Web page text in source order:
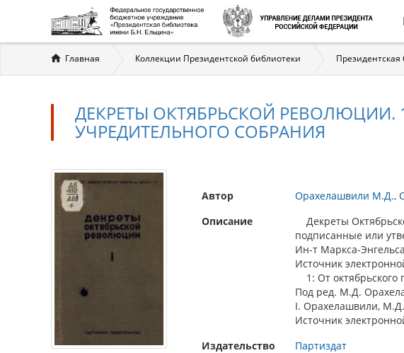
Вы
здесь
Главная Коллекции Президентской библиотеки
ДЕКРЕТЫ ОКТЯБРЬСКОЙ РЕВОЛЮЦИИ.
УЧРЕДИТЕЛЬНОГО СОБРАНИЯ
Автор Орахелашвили М.Д.
Описание
Декреты
подписанные или
Ин-т Маркса-
Источник
1: От октябрьского
Под ред. М.Д.
I. Орахелашвили,
Источник
Издательство
Партиздат